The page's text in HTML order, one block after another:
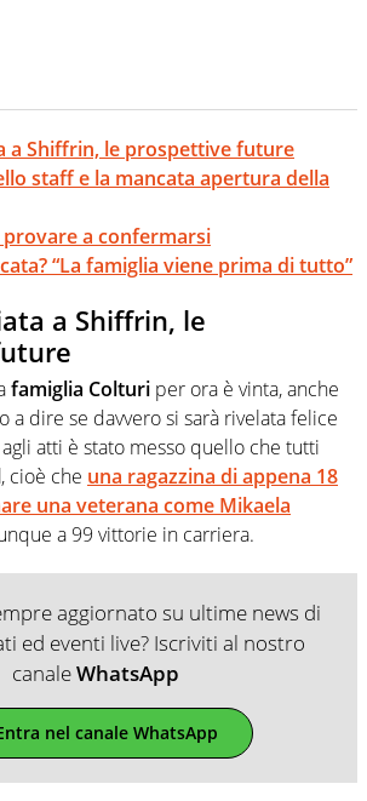
a Shiffrin, le prospettive future
staff e la mancata apertura della
a confermarsi
“La famiglia viene prima di tutto”
a Shiffrin, le
famiglia Colturi per ora è vinta, anche
a dire se davvero si sarà rivelata felice
atti è stato messo quello che tutti
, cioè che una ragazzina di appena 18
una veterana come Mikaela
a 99 vittorie in carriera.
aggiornato su ultime news di
ed eventi live? Iscriviti al nostro
canaleWhatsApp
nel canale WhatsApp